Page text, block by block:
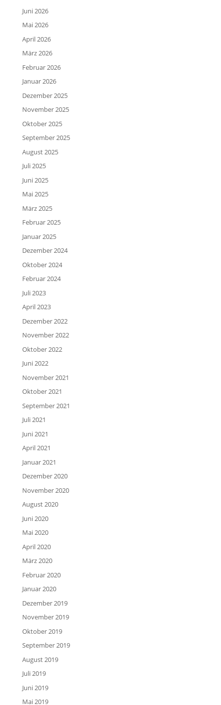
Juni 2026
Mai 2026
April 2026
März 2026
Februar 2026
Januar 2026
Dezember 2025
November 2025
Oktober 2025
September 2025
August 2025
Juli 2025
Juni 2025
Mai 2025
März 2025
Februar 2025
Januar 2025
Dezember 2024
Oktober 2024
Februar 2024
Juli 2023
April 2023
Dezember 2022
November 2022
Oktober 2022
Juni 2022
November 2021
Oktober 2021
September 2021
Juli 2021
Juni 2021
April 2021
Januar 2021
Dezember 2020
November 2020
August 2020
Juni 2020
Mai 2020
April 2020
März 2020
Februar 2020
Januar 2020
Dezember 2019
November 2019
Oktober 2019
September 2019
August 2019
Juli 2019
Juni 2019
Mai 2019